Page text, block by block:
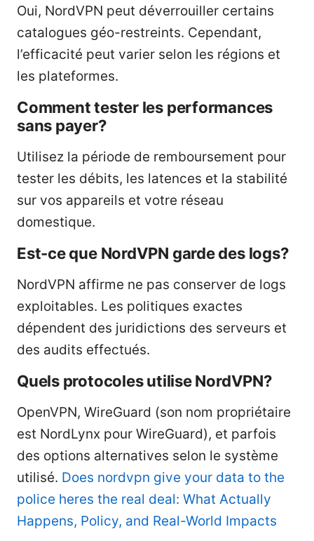
Oui, NordVPN peut déverrouiller certains
catalogues géo-restreints. Cependant,
l’efficacité peut varier selon les régions et
les plateformes.
Comment tester les performances
sans payer?
Utilisez la période de remboursement pour
tester les débits, les latences et la stabilité
sur vos appareils et votre réseau
domestique.
Est-ce que NordVPN garde des logs?
NordVPN affirme ne pas conserver de logs
exploitables. Les politiques exactes
dépendent des juridictions des serveurs et
des audits effectués.
Quels protocoles utilise NordVPN?
OpenVPN, WireGuard (son nom propriétaire
est NordLynx pour WireGuard), et parfois
des options alternatives selon le système
utilisé. Does nordvpn give your data to the
police heres the real deal: What Actually
Happens, Policy, and Real-World Impacts